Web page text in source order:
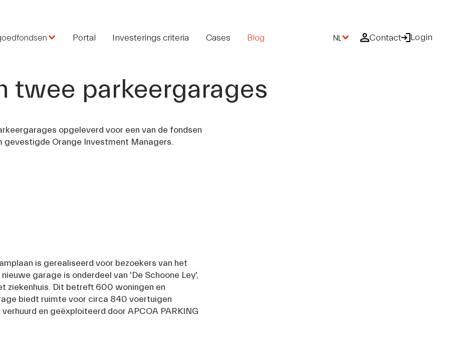
Portal Investerings criteria Cases Blog NL Contact Login
twee parkeergarages
opgeleverd voor een van de fondsen
gevestigde Orange Investment Managers.
is gerealiseerd voor bezoekers van het
garage is onderdeel van 'De Schoone Ley',
ziekenhuis. Dit betreft 600 woningen en
biedt ruimte voor circa 840 voertuigen
en geëxploiteerd door APCOA PARKING